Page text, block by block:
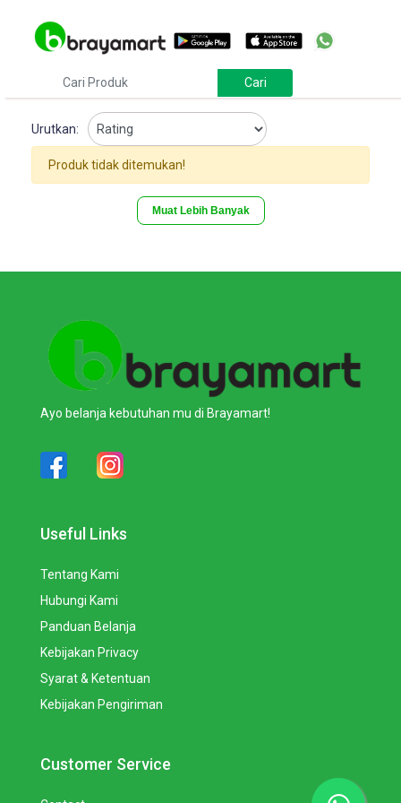
Urutkan:
Produk tidak ditemukan!
Muat Lebih Banyak
Ayo belanja kebutuhan mu di Brayamart!
Useful Links
Tentang Kami
Hubungi Kami
Panduan Belanja
Kebijakan Privacy
Syarat & Ketentuan
Kebijakan Pengiriman
Customer Service